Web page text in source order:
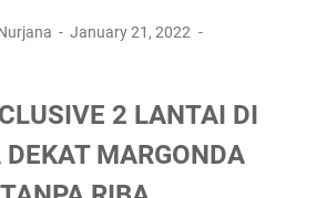
January 21, 2022
2 LANTAI DI
MARGONDA